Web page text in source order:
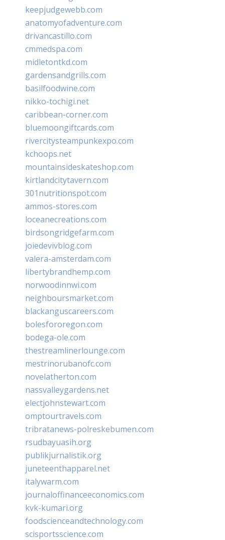
keepjudgewebb.com
anatomyofadventure.com
drivancastillo.com
cmmedspa.com
midletontkd.com
gardensandgrills.com
basilfoodwine.com
nikko-tochigi.net
caribbean-corner.com
bluemoongiftcards.com
rivercitysteampunkexpo.com
kchoops.net
mountainsideskateshop.com
kirtlandcitytavern.com
301nutritionspot.com
ammos-stores.com
loceanecreations.com
birdsongridgefarm.com
joiedevivblog.com
valera-amsterdam.com
libertybrandhemp.com
norwoodinnwi.com
neighboursmarket.com
blackanguscareers.com
bolesfororegon.com
bodega-ole.com
thestreamlinerlounge.com
mestrinorubanofc.com
novelatherton.com
nassvalleygardens.net
electjohnstewart.com
omptourtravels.com
tribratanews-polreskebumen.com
rsudbayuasih.org
publikjurnalistik.org
juneteenthapparel.net
italywarm.com
journaloffinanceeconomics.com
kvk-kumari.org
foodscienceandtechnology.com
scisportsscience.com